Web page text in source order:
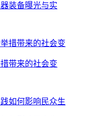
装备曝光与实
带来的社会变